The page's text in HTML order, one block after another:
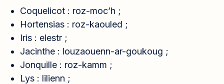
Coquelicot : roz-moc’h ;
Hortensias : roz-kaouled ;
Iris : elestr ;
Jacinthe : louzaouenn-ar-goukoug ;
Jonquille : roz-kamm ;
Lys : lilienn ;